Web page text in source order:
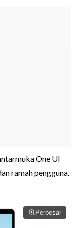
One UI
ramah pengguna.
Perbesar